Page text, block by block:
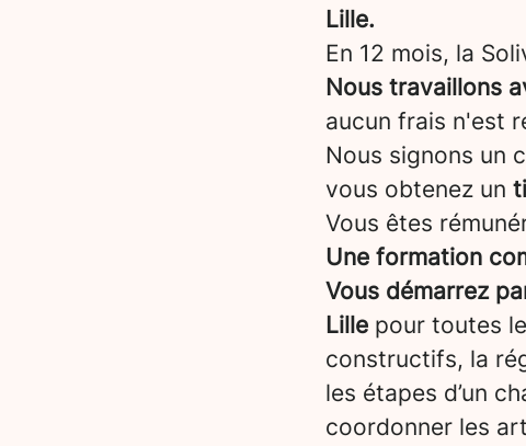
Lille.
En 12 mois, la
Nous travaillons
aucun frais n'est
Nous signons un
vous obtenez un
Vous êtes
Une formation
Vous démarrez
Lille pour toutes
constructifs, la
les étapes d’un
coordonner les